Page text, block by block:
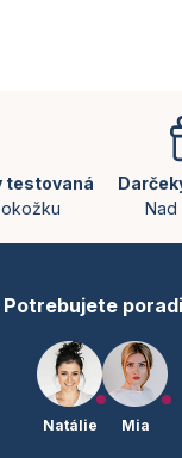
a
i
e
testovaná
Nad
Potrebujete
Natálie Mia